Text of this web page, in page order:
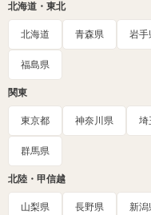
北海道・東北
北海道 青森県 岩手
福島県
関東
東京都 神奈川県 埼
群馬県
北陸・甲信越
山梨県 長野県 新潟